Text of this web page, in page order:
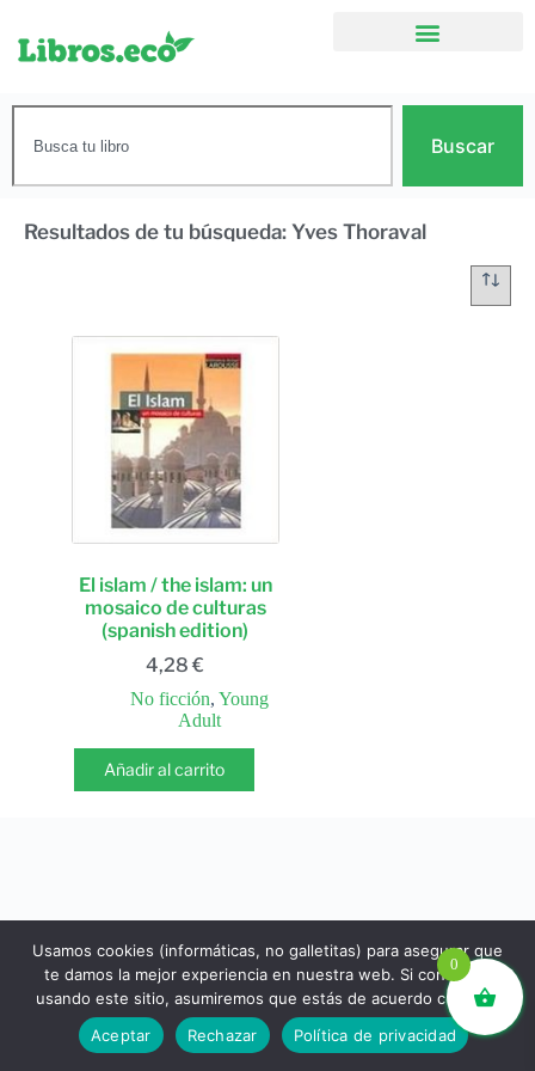
Buscar
Resultados de tu búsqueda: Yves Thoraval
El islam / the islam: un
mosaico de culturas
(spanish edition)
4,28€
No ficción, Young
Adult
Añadir al carrito
libros.eco © - Desde Barcelona para el mundo 💚 |
Devoluciones y reembolsos|Política de Privacidad
0
Usamos cookies (informáticas, no galletitas) para asegurar que
te damos la mejor experiencia en nuestra web. Si continúas
usando este sitio, asumiremos que estás de acuerdo con ello.
Aceptar
Rechazar Política de privacidad